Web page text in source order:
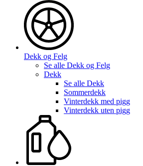
Dekk og Felg
Se alle Dekk og Felg
Dekk
Se alle Dekk
Sommerdekk
Vinterdekk med pigg
Vinterdekk uten pigg